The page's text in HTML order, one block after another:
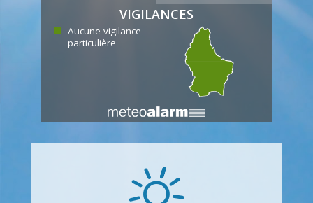
VIGILANCES
Aucune vigilance
particulière